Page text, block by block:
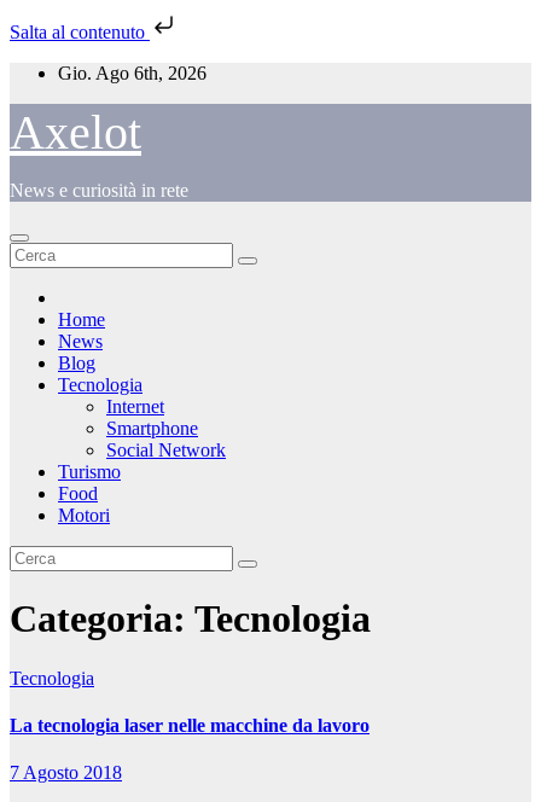
Salta al contenuto
Salta
contenuto
Gio. Ago 6th, 2026
Axelot
News e curiosità in rete
Home
News
Blog
Tecnologia
Internet
Smartphone
Social Network
Turismo
Food
Motori
Categoria: Tecnologia
Tecnologia
La tecnologia laser nelle macchine da lavoro
7 Agosto 2018